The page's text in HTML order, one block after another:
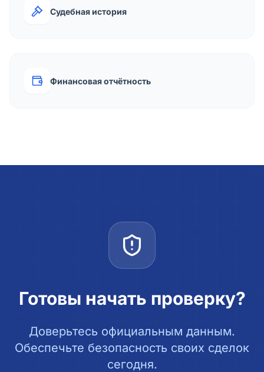
Судебная история
Финансовая отчётность
Готовы начать проверку?
Доверьтесь официальным данным.
Обеспечьте безопасность своих сделок
сегодня.